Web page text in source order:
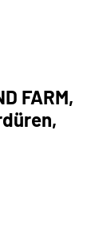
FARM,